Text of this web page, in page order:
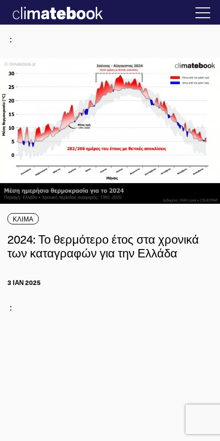
Ελλάδα 22 ΙΑΝ 2026 2025 Η άβολη
:
ΚΛΙΜΑ
2024: Το θερμότερο έτος στα χρονικά
των καταγραφών για την Ελλάδα
3 ΙΑΝ 2025
: